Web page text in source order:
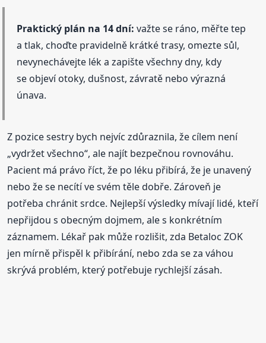
Praktický plán na 14 dní: važte se ráno, měřte tep
a tlak, choďte pravidelně krátké trasy, omezte sůl,
nevynechávejte lék a zapište všechny dny, kdy
se objeví otoky, dušnost, závratě nebo výrazná
únava.
Z pozice sestry bych nejvíc zdůraznila, že cílem není
„vydržet všechno“, ale najít bezpečnou rovnováhu.
Pacient má právo říct, že po léku přibírá, že je unavený
nebo že se necítí ve svém těle dobře. Zároveň je
potřeba chránit srdce. Nejlepší výsledky mívají lidé, kteří
nepřijdou s obecným dojmem, ale s konkrétním
záznamem. Lékař pak může rozlišit, zda Betaloc ZOK
jen mírně přispěl k přibírání, nebo zda se za váhou
skrývá problém, který potřebuje rychlejší zásah.